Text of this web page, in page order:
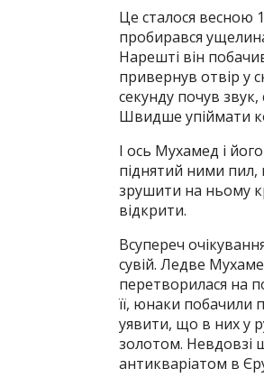
Це сталося весною
пробирався
Нарешті він
привернув отвір у
секунду почув
Швидше упіймати
І ось Мухамед і
піднятий ними пил,
зрушити на ньому
відкрити.
Всупереч
сувій. Ледве
перетворилася на
її, юнаки побачили
уявити, що в них у
золотом. Невдовзі
антикваріатом в